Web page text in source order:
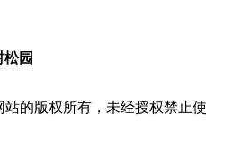
松园
站的版权所有，未经授权禁止使